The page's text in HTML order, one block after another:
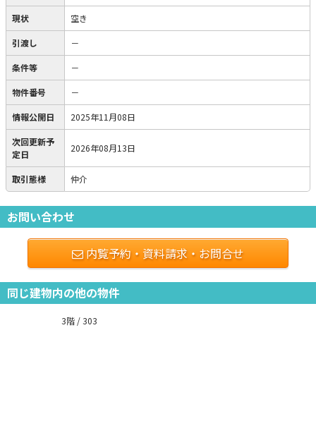
現状 空き
引渡し －
条件等 －
物件番号 －
情報公開日 2025年11月08日
次回更新予
定日
2026年08月13日
取引態様 仲介
お問い合わせ
内覧予約・資料請求・お問合せ
同じ建物内の他の物件
3階 / 303